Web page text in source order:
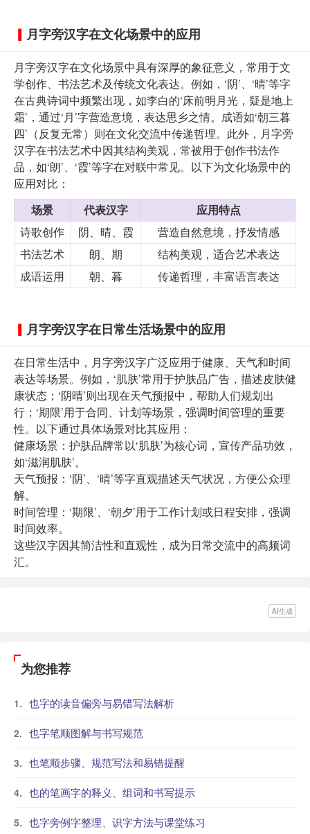
月字旁汉字在文化场景中的应用
月字旁汉字在文化场景中具有深厚的象征意义，常用于文
学创作、书法艺术及传统文化表达。例如，‘阴’、‘晴’等字
在古典诗词中频繁出现，如李白的‘床前明月光，疑是地上
霜’，通过‘月’字营造意境，表达思乡之情。成语如‘朝三暮
四’（反复无常）则在文化交流中传递哲理。此外，月字旁
汉字在书法艺术中因其结构美观，常被用于创作书法作
品，如‘朗’、‘霞’等字在对联中常见。以下为文化场景中的
应用对比：
场景
代表汉字
应用特点
诗歌创作
阴、晴、霞
营造自然意境，抒发情感
书法艺术
朗、期
结构美观，适合艺术表达
成语运用
朝、暮 传递哲理，丰富语言表达
月字旁汉字在日常生活场景中的应用
在日常生活中，月字旁汉字广泛应用于健康、天气和时间
表达等场景。例如，‘肌肤’常用于护肤品广告，描述皮肤健
康状态；‘阴晴’则出现在天气预报中，帮助人们规划出
行；‘期限’用于合同、计划等场景，强调时间管理的重要
性。以下通过具体场景对比其应用：
健康场景：护肤品牌常以‘肌肤’为核心词，宣传产品功效，
如‘滋润肌肤’。
天气预报：‘阴’、‘晴’等字直观描述天气状况，方便公众理
解。
时间管理：‘期限’、‘朝夕’用于工作计划或日程安排，强调
时间效率。
这些汉字因其简洁性和直观性，成为日常交流中的高频词
汇。
AI生成
为您推荐
也字的读音偏旁与易错写法解析
也字笔顺图解与书写规范
也笔顺步骤、规范写法和易错提醒
也的笔画字的释义、组词和书写提示
也字旁例字整理、识字方法与课堂练习